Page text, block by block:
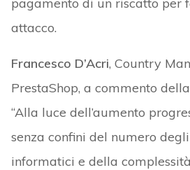
attacco.
Francesco D’Acri, Country
PrestaShop, a commento
“Alla luce dell’aumento
senza confini del numero
informatici e della